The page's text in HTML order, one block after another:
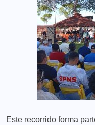
Este recorrido forma